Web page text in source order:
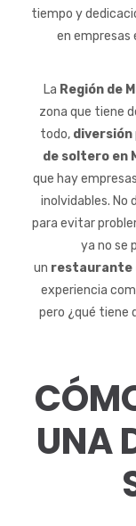
tiempo y
en empresas
La Región de
zona que tiene
todo, diversión
de soltero en
que hay
inolvidables. No
para evitar
ya no se
un restaurante
experiencia
pero ¿qué tiene
UNA